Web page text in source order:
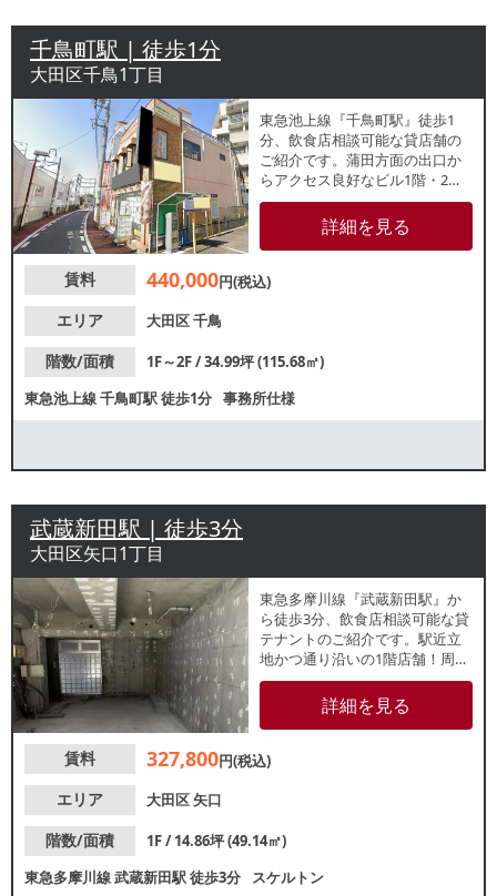
千鳥町駅 | 徒歩1分
大田区千鳥1丁目
東急池上線『千鳥町駅』徒歩1
分、飲食店相談可能な貸店舗の
ご紹介です。蒲田方面の出口か
らアクセス良好なビル1階・2
階。周辺は飲食店やコンビニな
ど物販店はじめ多様な店舗が立
ち並ぶエリア！駅から住宅街へ
集客が期待できます。諸条件
詳細を見る
賃料 440,000円(税込)
エリア
大田区千鳥
階数/面積
1F～2F / 34.99坪 (115.68㎡)
東急池上線千鳥町駅徒歩1分 事務所仕様
武蔵新田駅 | 徒歩3分
大田区矢口1丁目
東急多摩川線『武蔵新田駅』か
ら徒歩3分、飲食店相談可能な貸
テナントのご紹介です。駅近立
地かつ通り沿いの1階店舗！周辺
でも飲食店が盛業中で、近隣住
民の集客が期待できます。地域
密着型店舗をご検討の方におす
お問合せください。
詳細を見る
賃料 327,800円(税込)
エリア
大田区矢口
階数/面積
1F / 14.86坪 (49.14㎡)
東急多摩川線武蔵新田駅徒歩3分 スケルトン